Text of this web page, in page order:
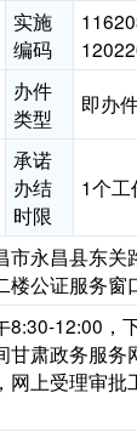
实施
编码
办件
类型
即办
承诺
办结
时限
1个工
市永昌县东关
楼公证服务窗
8:30-12:00，
甘肃政务服务
网上受理审批